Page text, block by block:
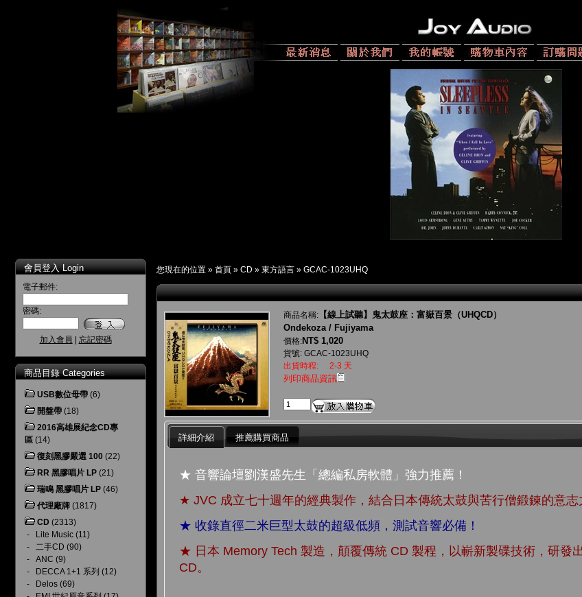
會員登入 Login
電子郵件:
密碼:
加入會員 忘記密碼
商品目錄 Categories
USB數位母帶 (6)
開盤帶 (18)
2016高雄展紀念CD專
區 (14)
復刻黑膠嚴選 100 (22)
RR 黑膠唱片 LP (21)
瑞鳴 黑膠唱片 LP (46)
代理廠牌 (1817)
CD (2313)
-
Lite Music (11)
- 二手CD (90)
- ANC (9)
-
DECCA 1+1 系列 (12)
-
Delos (69)
您現在的位置 » 首頁 » CD » 東方語言 » GCAC-1023UHQ
商品名稱: 【線上試聽】鬼太鼓座：富嶽百景（UHQCD）
Ondekoza / Fujiyama
價格:NT$ 1,020
貨號: GCAC-1023UHQ
出貨時程:
2-3 天
列印商品資訊
詳細介紹 推薦購買商品
★ 音響論壇劉漢盛先生「總編私房軟體」強力推薦！
★ JVC 成立七十週年的經典製作，結合日本傳統太鼓與苦行僧鍛鍊的意志
★ 收錄直徑二米巨型太鼓的超級低頻，測試音響必備！
★ 日本 Memory Tech 製造，顛覆傳統 CD 製程，以嶄新製碟技術，研發
CD。